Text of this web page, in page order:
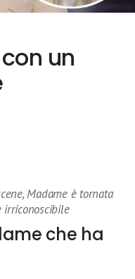
un
Madame è tornata
che ha